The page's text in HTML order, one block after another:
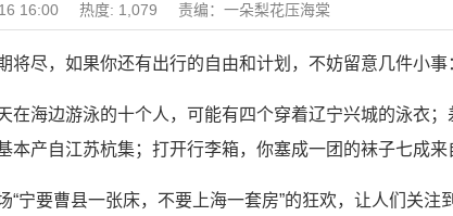
16:00 热度: 1,079 责编：一朵梨花压海棠
将尽，如果你还有出行的自由和计划，不妨留意几件小事
在海边游泳的十个人，可能有四个穿着辽宁兴城的泳衣
本产自江苏杭集；打开行李箱，你塞成一团的袜子七成来
“宁要曹县一张床，不要上海一套房”的狂欢，让人们关注